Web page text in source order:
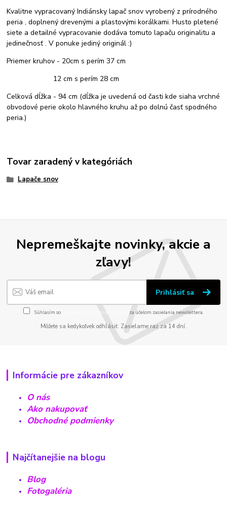
Kvalitne vypracovaný Indiánsky lapač snov vyrobený z prírodného
peria , doplnený drevenými a plastovými korálkami. Husto pletené
siete a detailné vypracovanie dodáva tomuto lapaču originalitu a
jedinečnosť . V ponuke jediný originál :)
Priemer kruhov - 20cm s perím 37 cm
12 cm s perím 28 cm
Celková dĺžka - 94 cm (dĺžka je uvedená od časti kde siaha vrchné
obvodové perie okolo hlavného kruhu až po dolnú časť spodného
peria.)
Tovar zaradený v kategóriách
Lapače snov
Nepremeškajte novinky, akcie a
zľavy!
Prihlásiť sa
Súhlasím so spracovaním osobných údajov za účelom zasielania newslettera.
Môžete sa kedykoľvek odhlásiť. Zasielame raz za 14 dní.
Informácie pre zákazníkov
O nás
Ako nakupovať
Obchodné podmienky
Najčítanejšie na blogu
Blog
Fotogaléria